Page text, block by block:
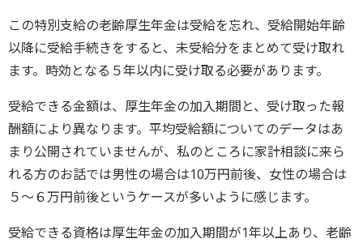
この特別支給の老齢厚生年金は受給を忘れ、受給開始年齢
以降に受給手続きをすると、未受給分をまとめて受け取れ
ます。時効となる５年以内に受け取る必要があります。
受給できる金額は、厚生年金の加入期間と、受け取った報
酬額により異なります。平均受給額についてのデータはあ
まり公開されていませんが、私のところに家計相談に来ら
れる方のお話では男性の場合は10万円前後、女性の場合は
５〜６万円前後というケースが多いように感じます。
受給できる資格は厚生年金の加入期間が1年以上あり、老齢